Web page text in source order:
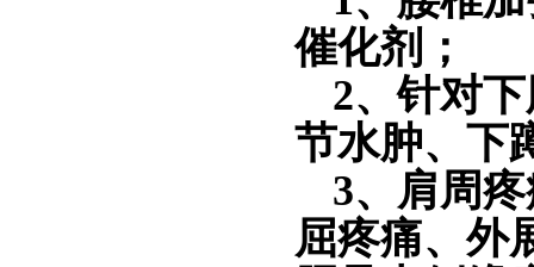
催化剂；
2、针对
节水肿、下
3、肩周
屈疼痛、外